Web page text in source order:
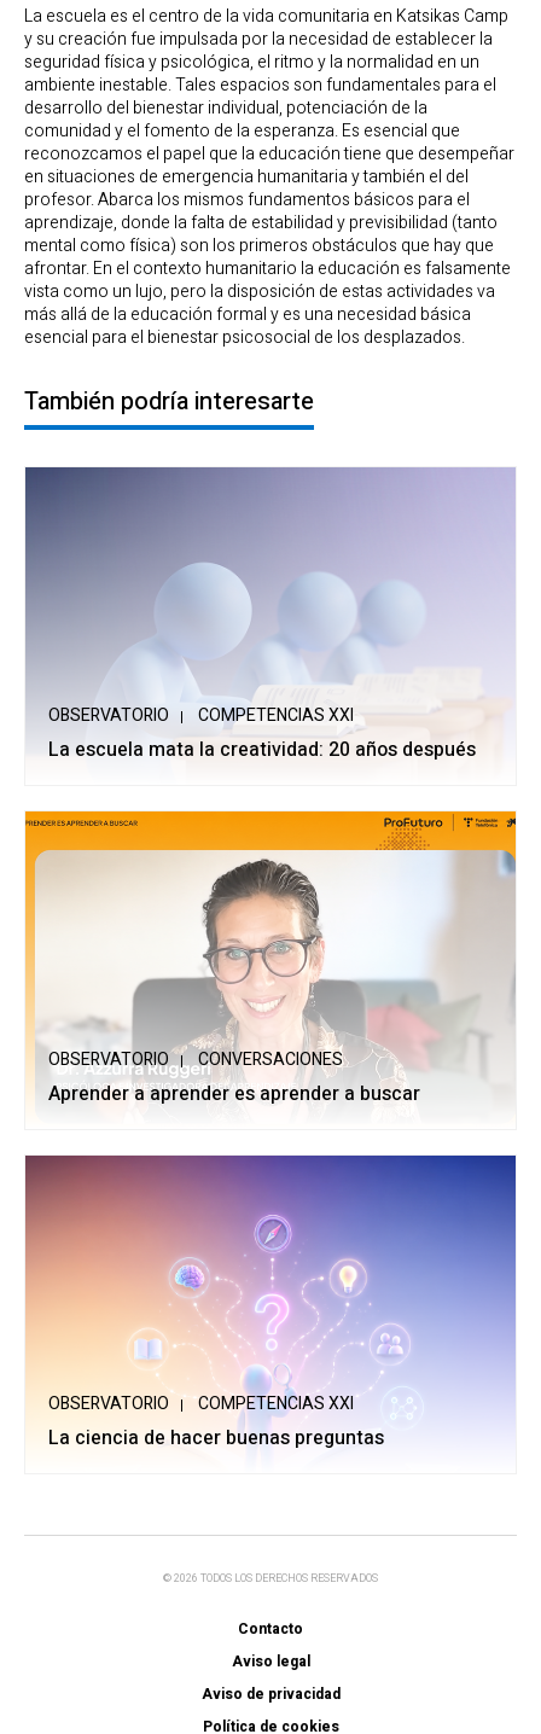
La escuela es el centro de la vida comunitaria en Katsikas Camp
y su creación fue impulsada por la necesidad de establecer la
seguridad física y psicológica, el ritmo y la normalidad en un
ambiente inestable. Tales espacios son fundamentales para el
desarrollo del bienestar individual, potenciación de la
comunidad y el fomento de la esperanza. Es esencial que
reconozcamos el papel que la educación tiene que desempeñar
en situaciones de emergencia humanitaria y también el del
profesor. Abarca los mismos fundamentos básicos para el
aprendizaje, donde la falta de estabilidad y previsibilidad (tanto
mental como física) son los primeros obstáculos que hay que
afrontar. En el contexto humanitario la educación es falsamente
vista como un lujo, pero la disposición de estas actividades va
más allá de la educación formal y es una necesidad básica
esencial para el bienestar psicosocial de los desplazados.
También podría interesarte
OBSERVATORIO COMPETENCIAS XXI
La escuela mata la creatividad: 20 años después
OBSERVATORIO CONVERSACIONES
Aprender a aprender es aprender a buscar
OBSERVATORIO COMPETENCIAS XXI
La ciencia de hacer buenas preguntas
© 2026 TODOS LOS DERECHOS RESERVADOS
Contacto
Aviso legal
Aviso de privacidad
Política de cookies